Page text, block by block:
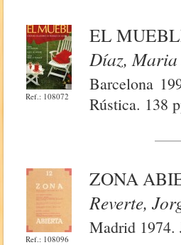
Ref.: 108072
EL
Díaz,
Barcelona
Rústica. 138
Ref.: 108096
ZONA
Reverte,
Madrid 1974.